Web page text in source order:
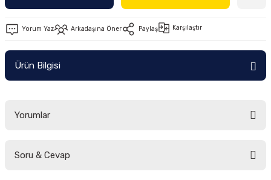
Yorum Yaz Arkadaşına Öner Paylaş Karşılaştır
Ürün Bilgisi
Yorumlar
Soru & Cevap